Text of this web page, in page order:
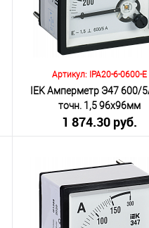
К сравнению
В избранное
Под
Артикул: IPA20-6-0600-E
IEK Амперметр Э47 600/
точн. 1,5 96х96мм
1 874.30 руб.
Количество:
В корзину